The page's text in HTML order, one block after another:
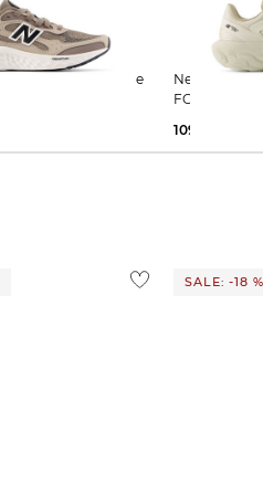
New Balance | Laufschuhe FRESH
FOAM
109,99 €
SALE: -18 %